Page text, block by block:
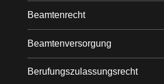
Beamtenrecht
Beamtenversorgung
Berufungszulassungsrecht